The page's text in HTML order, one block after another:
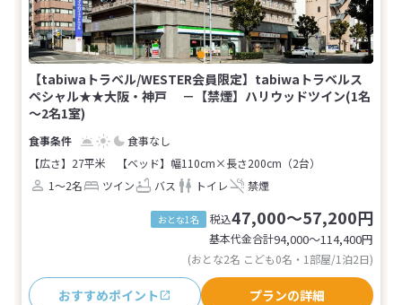
【tabiwaトラベル/WESTER会員限定】tabiwaトラベルス
ペシャル★★大阪・神戸 －【禁煙】ハリウッドツイン(1名
～2名1室)
食事なし
【広さ】27平米
【ベッド】幅110cm×長さ200cm（2台）
1～2名
ツイン バス トイレ 禁煙
おとな1名 税込47,000～57,200円
基本代金合計94,000〜114,400円
(おとな2名 こども0名・1部屋/1泊2日)
おすすめポイント プランの詳細